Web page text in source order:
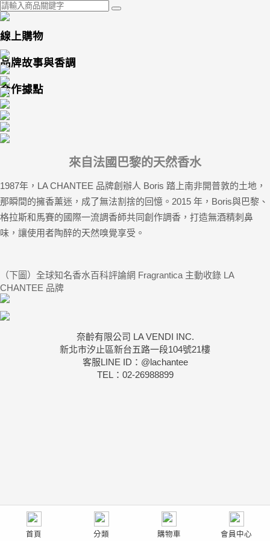
線上購物
品牌故事與香調
合作據點
來自法國巴黎的天然香水
1987年，LA CHANTEE 品牌創辦人 Boris 踏上南非開普敦的土地，
那瞬間的擁香薰迷，成了無法割捨的回憶。2015 年，Boris與巴黎、
格拉斯和馬賽的國際一流調香師共同創作調香，打造無酒精刺鼻
味，讓使用者陶醉的天然嗅覺享受。
（下圖）全球知名香水百科評論網 Fragrantica 主動收錄 LA
CHANTEE 品牌
奈齡有限公司 LA VENDI INC.
新北市汐止區新台五路一段104號21樓
客服LINE ID：@lachantee
TEL：02-26988899
首頁 分類 購物車 會員中心